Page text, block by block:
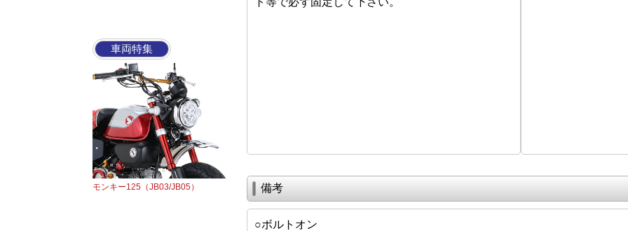
車両特集
モンキー125（JB03/JB05） 備考
○ボルトオン